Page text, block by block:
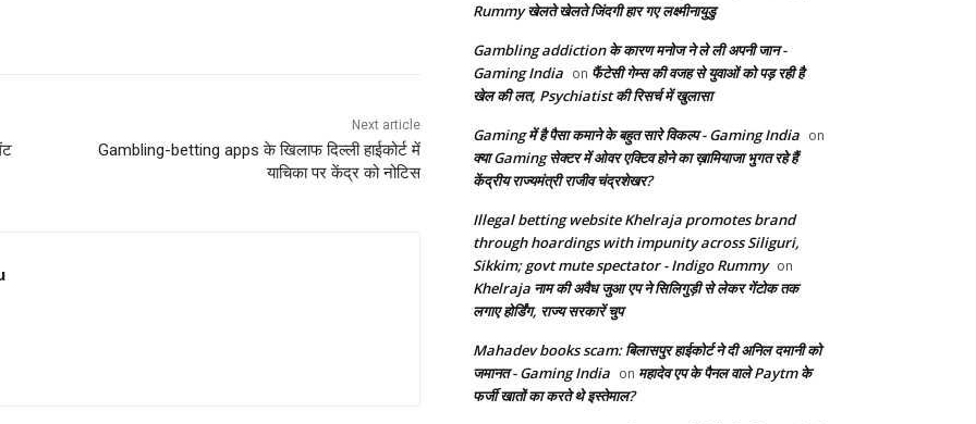
Next article
Gambling-betting apps के खिलाफ दिल्ली हाईकोर्ट में
याचिका पर केंद्र को नोटिस
Rummy खेलते खेलते जिंदगी हार गए लक्ष्मीनायुडु
Gambling addiction के कारण मनोज ने ले ली अपनी जान -
Gaming India on फैंटेसी गेम्स की वजह से युवाओं को पड़ रही है
खेल की लत, Psychiatist की रिसर्च में खुलासा
Gaming में है पैसा कमाने के बहुत सारे विकल्प - Gaming India on
क्या Gaming सेक्टर में ओवर एक्टिव होने का ख़ामियाजा भुगत रहे हैं
केंद्रीय राज्यमंत्री राजीव चंद्रशेखर?
Illegal betting website Khelraja promotes brand
through hoardings with impunity across Siliguri,
Sikkim; govt mute spectator - Indigo Rummy on
Khelraja नाम की अवैध जुआ एप ने सिलिगुड़ी से लेकर गेंटोक तक
लगाए होर्डिंग, राज्य सरकारें चुप
Mahadev books scam: बिलासपुर हाईकोर्ट ने दी अनिल दमानी को
जमानत - Gaming India on महादेव एप के पैनल वाले Paytm के
फर्जी खातों का करते थे इस्तेमाल?